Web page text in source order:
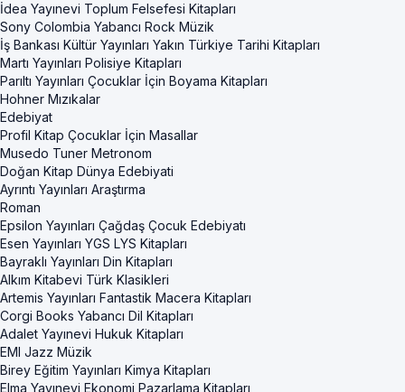
İdea Yayınevi Toplum Felsefesi Kitapları
Sony Colombia Yabancı Rock Müzik
İş Bankası Kültür Yayınları Yakın Türkiye Tarihi Kitapları
Martı Yayınları Polisiye Kitapları
Parıltı Yayınları Çocuklar İçin Boyama Kitapları
Hohner Mızıkalar
Edebiyat
Profil Kitap Çocuklar İçin Masallar
Musedo Tuner Metronom
Doğan Kitap Dünya Edebiyati
Ayrıntı Yayınları Araştırma
Roman
Epsilon Yayınları Çağdaş Çocuk Edebiyatı
Esen Yayınları YGS LYS Kitapları
Bayraklı Yayınları Din Kitapları
Alkım Kitabevi Türk Klasikleri
Artemis Yayınları Fantastik Macera Kitapları
Corgi Books Yabancı Dil Kitapları
Adalet Yayınevi Hukuk Kitapları
EMI Jazz Müzik
Birey Eğitim Yayınları Kimya Kitapları
Elma Yayınevi Ekonomi Pazarlama Kitapları